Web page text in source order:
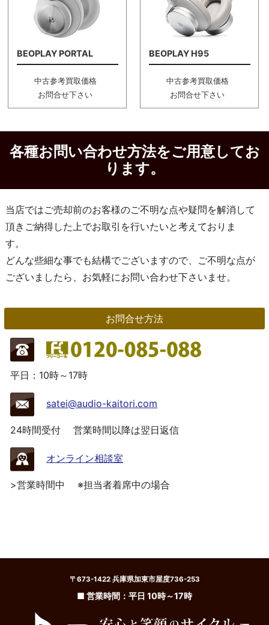
BEOPLAY PORTAL
中古参考買取価格
お問合せ下さい
BEOPLAY H95
中古参考買取価格
お問合せ下さい
各種お問い合わせ方法をご用意してお
ります。
当店ではご売却前のお客様のご不明な点や疑問を解消して
頂きご納得した上でお取引を行いたいと考えておりま
す。
どんな些細な事でも結構でございますので、ご不明な点が
ございましたら、お気軽にお問い合わせ下さいませ。
お問合せ方法
平日：10時～17時
satei@audio-kaitori.com
24時間受付 営業時間以降は翌日返信
オンライン相談室
>営業時間中 ※担当者着席中の場合
〒673-1422 兵庫県加東市屋度736-253
■ 営業時間：平日 10時～17時